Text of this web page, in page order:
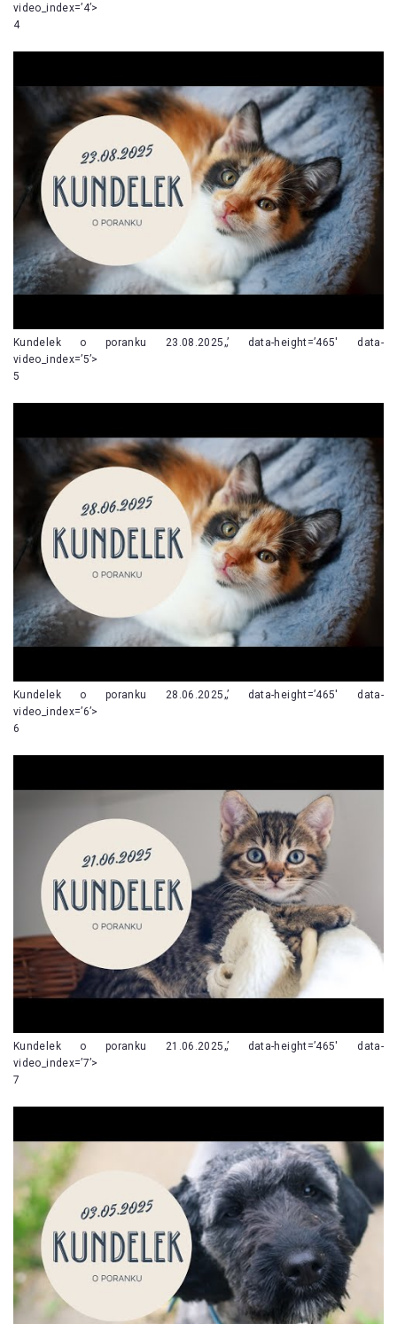
video_index=’4’>
4
Kundelek o poranku 23.08.2025„’ data-height=’465′ data-
video_index=’5’>
5
Kundelek o poranku 28.06.2025„’ data-height=’465′ data-
video_index=’6’>
6
Kundelek o poranku 21.06.2025„’ data-height=’465′ data-
video_index=’7’>
7